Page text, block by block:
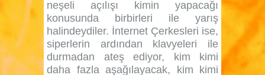
neşeli açılışı kimin yapacağı
konusunda birbirleri ile yarış
halindeydiler. İnternet Çerkesleri ise,
siperlerin ardından klavyeleri ile
durmadan ateş ediyor, kim kimi
daha fazla aşağılayacak, kim kimi